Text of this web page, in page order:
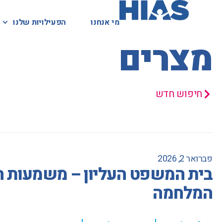
מי אנחנו הפעילויות שלנו מי אנחנו הפעילויות שלנו המאגר המשפטי
מצרים
חיפוש חדש
פברואר 2, 2026
בית המשפט העליון – משמעות
המלחמה